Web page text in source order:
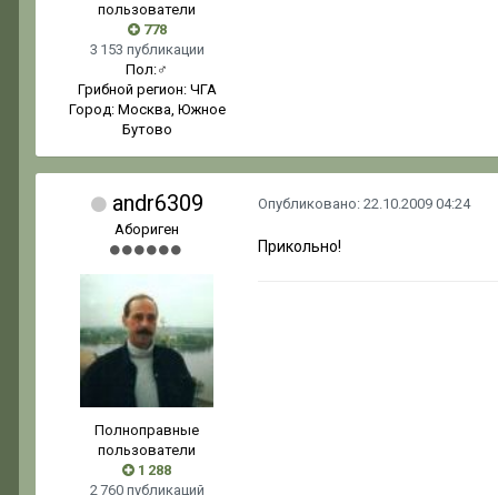
пользователи
778
3 153 публикации
Пол:♂
Грибной регион: ЧГА
Город: Москва, Южное
Бутово
andr6309
Абориген
Полноправные
пользователи
1 288
2 760 публикаций
Опубликовано: 22.10.2009 04:24
Прикольно!